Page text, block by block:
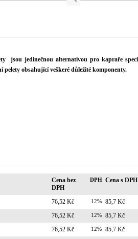
jsou jedinečnou alternativou pro kapraře
pelety obsahující veškeré důležité komponenty.
Cena bez
DPH
DPH Cena s DPH
76,52 Kč 12%
85,7 Kč
76,52 Kč 12%
85,7 Kč
76,52 Kč 12%
85,7 Kč